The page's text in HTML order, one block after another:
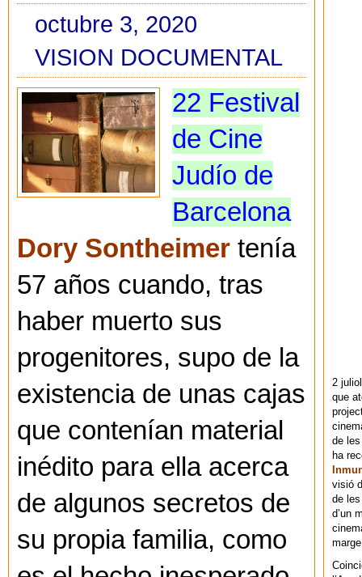
octubre 3, 2020
VISION DOCUMENTAL
22 Festival
de Cine
Judío de
Barcelona
Dory Sontheimer tenía
57 años cuando, tras
haber muerto sus
progenitores, supo de la
existencia de unas cajas
que contenían material
inédito para ella acerca
de algunos secretos de
su propia familia, como
2
que
de
ha
visió
de
d’un